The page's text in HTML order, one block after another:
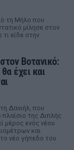
τη Μήλο που
μίλησε στον
είδε στην
Βοτανικό:
έχει και
Δανιήλ, που
της Διπλής
μέρος ενός νέου
και
νέο γήπεδο του